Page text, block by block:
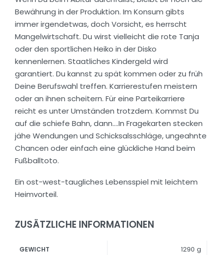
Bewährung in der Produktion. Im Konsum gibts
immer irgendetwas, doch Vorsicht, es herrscht
Mangelwirtschaft. Du wirst vielleicht die rote Tanja
oder den sportlichen Heiko in der Disko
kennenlernen. Staatliches Kindergeld wird
garantiert. Du kannst zu spät kommen oder zu früh
Deine Berufswahl treffen. Karrierestufen meistern
oder an ihnen scheitern. Für eine Parteikarriere
reicht es unter Umständen trotzdem. Kommst Du
auf die schiefe Bahn, dann….In Fragekarten stecken
jähe Wendungen und Schicksalsschläge, ungeahnte
Chancen oder einfach eine glückliche Hand beim
Fußballtoto.
Ein ost-west-taugliches Lebensspiel mit leichtem
Heimvorteil.
ZUSÄTZLICHE INFORMATIONEN
GEWICHT 1290 g